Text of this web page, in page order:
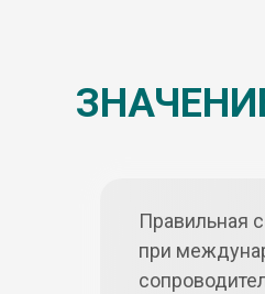
Правильная
при